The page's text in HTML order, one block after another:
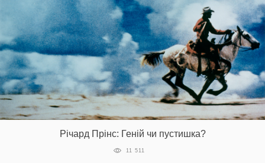
Річард Прінс: Геній чи пустишка?
11 511